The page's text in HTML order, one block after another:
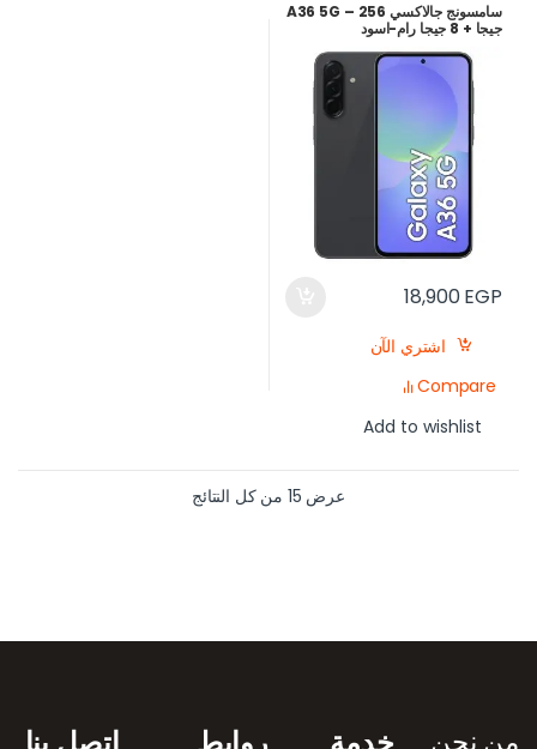
سامسونج جالاكسي A36 5G – 256
جيجا + 8 جيجا رام-اسود
18,900EGP
اشتري الآن
Compare
Add to wishlist
عرض ⁦15⁩ من كل النتائج